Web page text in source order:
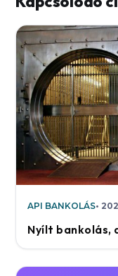
API BANKOLÁS
Nyílt bankolás,